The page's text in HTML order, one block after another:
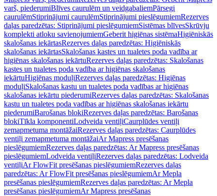
varš, piederumiBlīves caurulēm un veidgabaliemPārsegi
caurulēmStiprinājumi caurulēmStiprinājumi pieslēgumiemRezerves
daļas paredzētas: Stiprinājumi pieslēgumiemSistēmas blīvesSkrūvju
komplekti atloku savienojumiemGeberit higiēnas sistēmaHigiēniskās
skalošanas iekārtasRezerves daļas paredzētas: Higiēniskās
skalošanas iekārtasSkalošanas kastes un tualetes poda vadība ar
higiēnas skalošanas iekārtuRezerves daļas paredzētas: Skalošanas
kastes un tualetes poda vadība ar higiēnas skalošanas
iekārtuHigiēnas moduļiRezerves daļas paredzētas: Higiēnas
moduļiSkalošanas kastu un tualetes poda vadības ar higiēnas
skalošanas iekārtu piederumiRezerves daļas paredzētas: Skalošanas
kastu un tualetes poda vadības ar higiēnas skalošanas iekārtu
piederumiBarošanas blokiRezerves daļas paredzētas: Barošanas
blokiTīkla komponentiLodveida ventiļiCaurplūdes ventiļi
zemapmetuma montāžaiRezerves daļas paredzētas: Caurplūdes
ventiļi zemapmetuma montāžaiAr Mapress presēšanas
pieslēgumiemRezerves daļas paredzētas: Ar Mapress presēšanas
pieslēgumiemLodveida ventiļiRezerves daļas paredzētas: Lodveida
ventiļiAr FlowFit presēšanas pieslēgumiemRezerves daļas
paredzētas: Ar FlowFit presēšanas pieslēgumiemAr Mepla
presēšanas pieslēgumiemRezerves daļas paredzētas: Ar Mepla
presēšanas pieslēgumiemAr Mapress presēšanas